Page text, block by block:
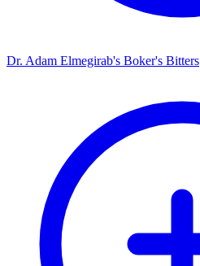
Dr. Adam Elmegirab's Boker's Bitters